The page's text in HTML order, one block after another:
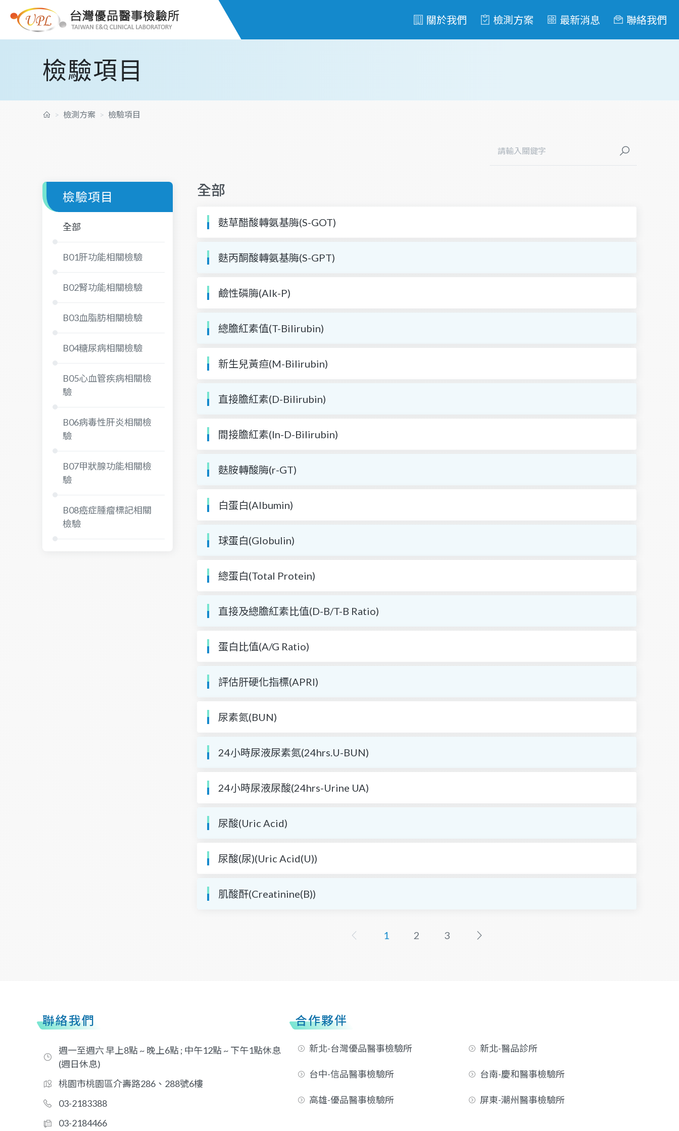
關於我們 檢測方案 最新消息 聯絡我們
檢驗項目
檢測方案 檢驗項目
檢驗項目
全部
B01肝功能相關檢驗
B02腎功能相關檢驗
B03血脂肪相關檢驗
B04糖尿病相關檢驗
B05心血管疾病相關檢
驗
B06病毒性肝炎相關檢
驗
B07甲狀腺功能相關檢
驗
B08癌症腫瘤標記相關
檢驗
全部
麩草醋酸轉氨基脢(S-GOT)
麩丙酮酸轉氨基脢(S-GPT)
鹼性磷脢(Alk-P)
總膽紅素值(T-Bilirubin)
新生兒黃疸(M-Bilirubin)
直接膽紅素(D-Bilirubin)
間接膽紅素(In-D-Bilirubin)
麩胺轉酸脢(r-GT)
白蛋白(Albumin)
球蛋白(Globulin)
總蛋白(Total Protein)
直接及總膽紅素比值(D-B/T-B Ratio)
蛋白比值(A/G Ratio)
評估肝硬化指標(APRI)
尿素氮(BUN)
24小時尿液尿素氮(24hrs.U-BUN)
24小時尿液尿酸(24hrs-Urine UA)
尿酸(Uric Acid)
尿酸(尿)(Uric Acid(U))
肌酸酐(Creatinine(B))
1 2 3
聯絡我們
週一至週六 早上8點 ~ 晚上6點 ; 中午12點 ~ 下午1點休息
(週日休息)
桃園市桃園區介壽路286、288號6樓
03-2183388
03-2184466
合作夥伴
新北-台灣優品醫事檢驗所 新北-醫品診所
台中-信品醫事檢驗所 台南-慶和醫事檢驗所
高雄-優品醫事檢驗所 屏東-潮州醫事檢驗所